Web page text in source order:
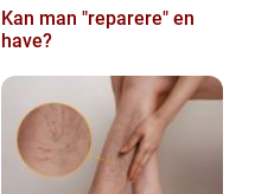
Kan man "reparere" en
have?